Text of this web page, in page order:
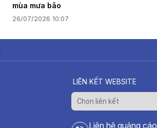
mùa mưa bão
26/07/2026 10:07
LIÊN KẾT WEBSITE
Liên hệ quảng cáo